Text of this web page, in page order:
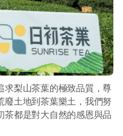
求梨山茶葉的極致品質，尊
廢土地到茶葉樂土，我們努
茶都是對大自然的感恩與品
熱愛，一同感受大自然的